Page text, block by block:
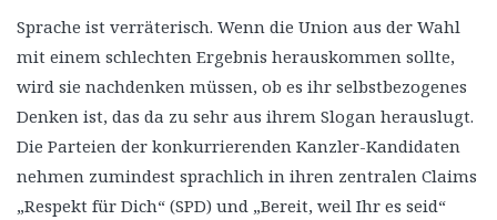
Sprache ist verräterisch. Wenn die Union aus der Wahl
mit einem schlechten Ergebnis herauskommen sollte,
wird sie nachdenken müssen, ob es ihr selbstbezogenes
Denken ist, das da zu sehr aus ihrem Slogan herauslugt.
Die Parteien der konkurrierenden Kanzler-Kandidaten
nehmen zumindest sprachlich in ihren zentralen Claims
„Respekt für Dich“ (SPD) und „Bereit, weil Ihr es seid“